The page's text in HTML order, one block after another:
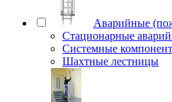
Аварийные
Стационарные
Системные
Шахтные лестницы